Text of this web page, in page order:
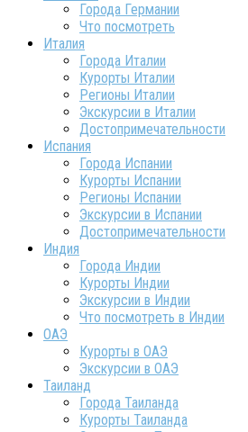
Города Германии
Что посмотреть
Италия
Города Италии
Курорты Италии
Регионы Италии
Экскурсии в Италии
Достопримечательности
Испания
Города Испании
Курорты Испании
Регионы Испании
Экскурсии в Испании
Достопримечательности
Индия
Города Индии
Курорты Индии
Экскурсии в Индии
Что посмотреть в Индии
ОАЭ
Курорты в ОАЭ
Экскурсии в ОАЭ
Таиланд
Города Таиланда
Курорты Таиланда